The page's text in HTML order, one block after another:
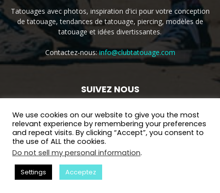
Tatouages ​​avec photos, inspiration d'ici pour votre conception
de tatouage, tendances de tatouage, piercing, modèles de
tatouage et idées divertissantes.
Contactez-nous:info@clubtatouage.com
SUIVEZ NOUS
Accueil Politique de Confidentialité
Cookie Policy
© Copyright 2016 - Tous droits réservés.
We use cookies on our website to give you the most
relevant experience by remembering your preferences
and repeat visits. By clicking “Accept”, you consent to
the use of ALL the cookies.
Do not sell my personal information.
Settings Acceptez